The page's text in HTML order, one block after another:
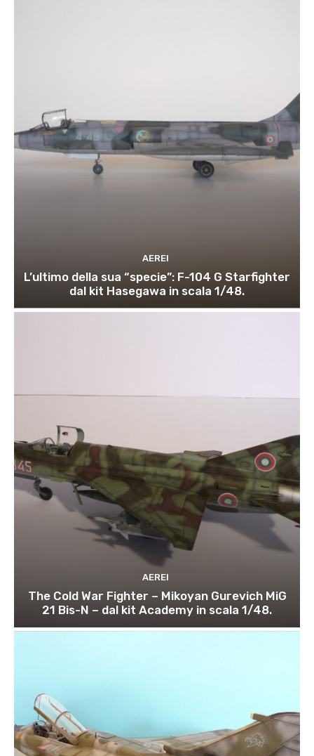
AEREI
L’ultimo della sua “specie”: F-104 G Starfighter
dal kit Hasegawa in scala 1/48.
AEREI
The Cold War Fighter – Mikoyan Gurevich MiG
21 Bis-N – dal kit Academy in scala 1/48.